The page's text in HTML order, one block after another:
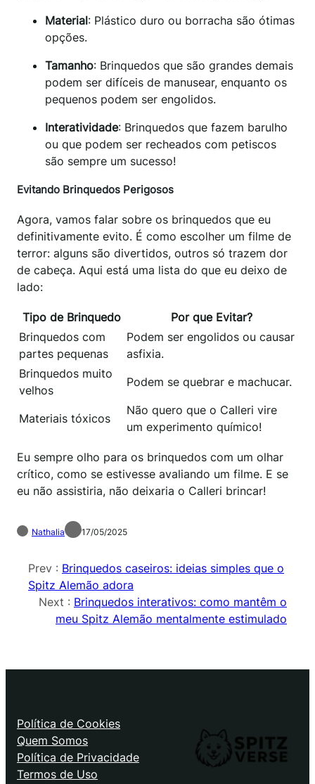
Material: Plástico duro ou borracha são ótimas
opções.
Tamanho: Brinquedos que são grandes demais
podem ser difíceis de manusear, enquanto os
pequenos podem ser engolidos.
Interatividade: Brinquedos que fazem barulho
ou que podem ser recheados com petiscos
são sempre um sucesso!
Evitando Brinquedos Perigosos
Agora, vamos falar sobre os brinquedos que eu
definitivamente evito. É como escolher um filme de
terror: alguns são divertidos, outros só trazem dor
de cabeça. Aqui está uma lista do que eu deixo de
lado:
Tipo de Brinquedo
Por que Evitar?
Brinquedos com
partes pequenas
Podem ser engolidos ou causar
asfixia.
Brinquedos muito
velhos
Podem se quebrar e machucar.
Materiais tóxicos
Não quero que o Calleri vire
um experimento químico!
Eu sempre olho para os brinquedos com um olhar
crítico, como se estivesse avaliando um filme. E se
eu não assistiria, não deixaria o Calleri brincar!
Nathalia 17/05/2025
Prev : Brinquedos caseiros: ideias simples que o
Spitz Alemão adora
Next : Brinquedos interativos: como mantêm o
meu Spitz Alemão mentalmente estimulado
Política de Cookies
Quem Somos
Política de Privacidade
Termos de Uso